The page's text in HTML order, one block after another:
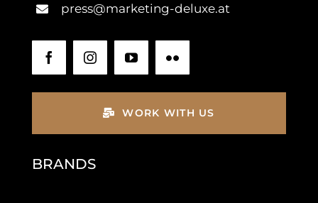
press@marketing-deluxe.at
WORK WITH US
BRANDS